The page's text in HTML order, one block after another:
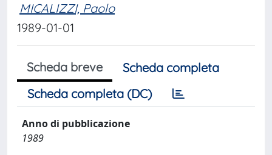
MICALIZZI, Paolo
1989-01-01
Scheda breve
Scheda completa
Scheda completa (DC)
Anno di pubblicazione
1989